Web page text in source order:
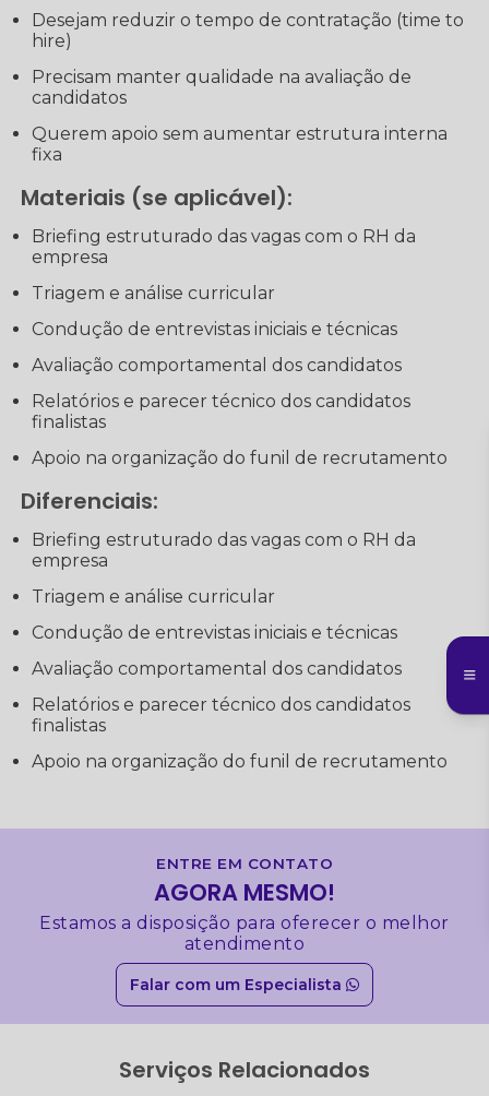
Desejam reduzir o tempo de contratação (time to
hire)
Precisam manter qualidade na avaliação de
candidatos
Querem apoio sem aumentar estrutura interna
fixa
Materiais (se aplicável):
Briefing estruturado das vagas com o RH da
empresa
Triagem e análise curricular
Condução de entrevistas iniciais e técnicas
Avaliação comportamental dos candidatos
Relatórios e parecer técnico dos candidatos
finalistas
Apoio na organização do funil de recrutamento
Diferenciais:
Briefing estruturado das vagas com o RH da
empresa
Triagem e análise curricular
Condução de entrevistas iniciais e técnicas
Avaliação comportamental dos candidatos
Relatórios e parecer técnico dos candidatos
finalistas
Apoio na organização do funil de recrutamento
ENTRE EM CONTATO
AGORA MESMO!
Estamos a disposição para oferecer o melhor
atendimento
Falar com um Especialista
Serviços Relacionados